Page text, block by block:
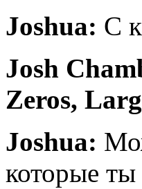
Joshua: С
Josh
Zeros,
Joshua:
которые